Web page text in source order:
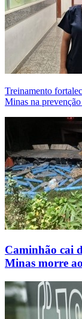
Treinamento
Minas na
Caminhão cai
Minas morre